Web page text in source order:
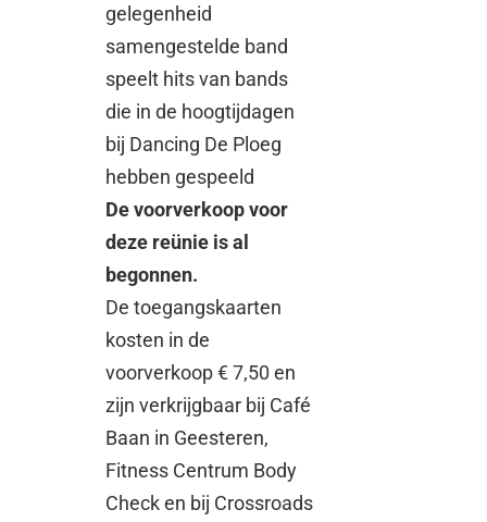
gelegenheid
samengestelde band
speelt hits van bands
die in de hoogtijdagen
bij Dancing De Ploeg
hebben gespeeld
De voorverkoop voor
deze reünie is al
begonnen.
De toegangskaarten
kosten in de
voorverkoop € 7,50 en
zijn verkrijgbaar bij Café
Baan in Geesteren,
Fitness Centrum Body
Check en bij Crossroads